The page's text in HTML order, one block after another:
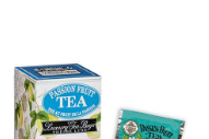
-2%